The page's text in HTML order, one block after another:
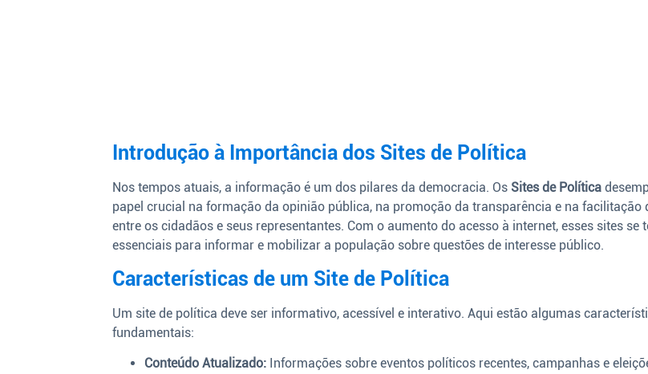
Introdução à Importância dos Sites de Política
Nos tempos atuais, a informação é um dos pilares da democracia. Os Sites de Política
papel crucial na formação da opinião pública, na promoção da transparência e na facilitação
entre os cidadãos e seus representantes. Com o aumento do acesso à internet, esses sites se
essenciais para informar e mobilizar a população sobre questões de interesse público.
Características de um Site de Política
Um site de política deve ser informativo, acessível e interativo. Aqui estão algumas
fundamentais:
Conteúdo Atualizado: Informações sobre eventos políticos recentes, campanhas e